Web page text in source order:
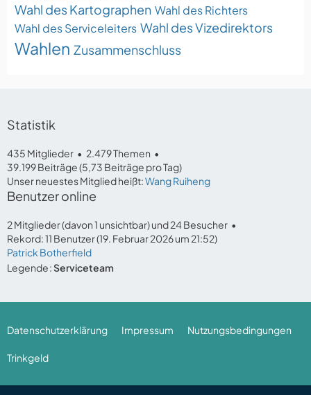
Wahl des Kartographen Wahl des Richters
Wahl des Serviceleiters Wahl des Vizedirektors
Wahlen Zusammenschluss
Statistik
435 Mitglieder
2.479 Themen
39.199 Beiträge (5,73 Beiträge pro Tag)
Unser neuestes Mitglied heißt:Wang Ruiheng
Benutzer online
2 Mitglieder (davon 1 unsichtbar) und 24 Besucher
Rekord: 11 Benutzer (19. Februar 2026 um 21:52)
Patrick Botherfield
Legende Serviceteam
Datenschutzerklärung Impressum Nutzungsbedingungen
Trinkgeld